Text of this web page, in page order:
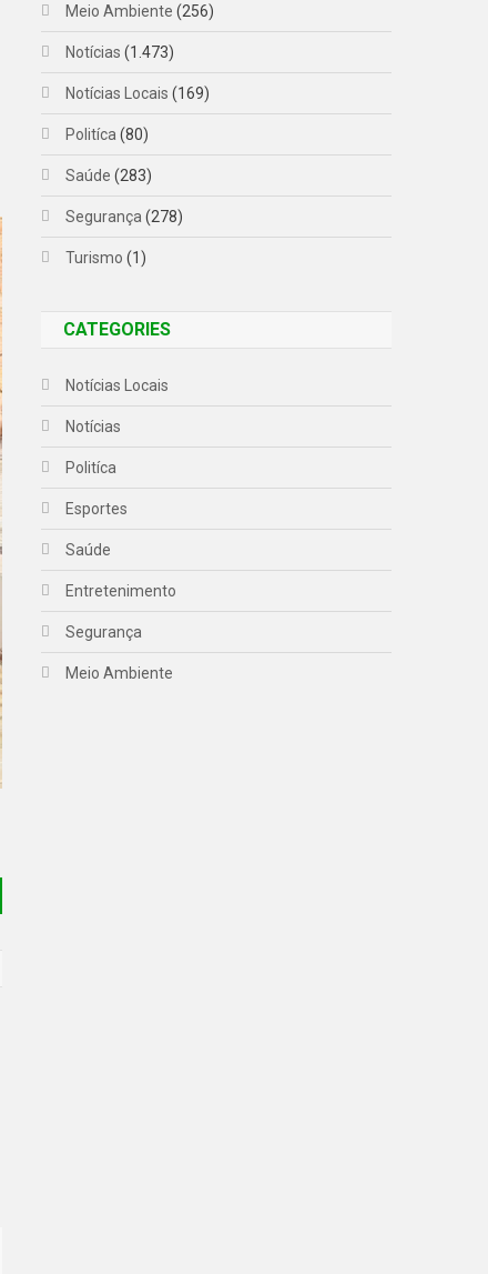
Meio Ambiente (256)
Notícias (1.473)
Notícias Locais (169)
Politíca (80)
Saúde (283)
Segurança (278)
Turismo (1)
CATEGORIES
Notícias Locais
Notícias
Politíca
Esportes
Saúde
Entretenimento
Segurança
Meio Ambiente